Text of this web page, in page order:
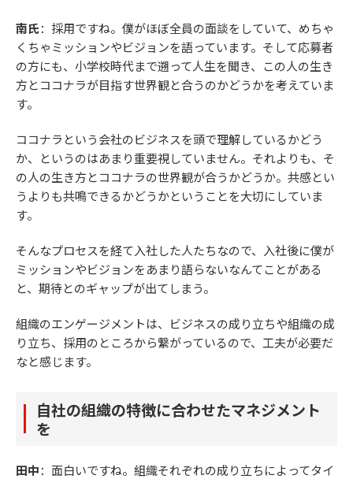
南氏：採用ですね。僕がほぼ全員の面談をしていて、めちゃ
くちゃミッションやビジョンを語っています。そして応募者
の方にも、小学校時代まで遡って人生を聞き、この人の生き
方とココナラが目指す世界観と合うのかどうかを考えていま
す。
ココナラという会社のビジネスを頭で理解しているかどう
か、というのはあまり重要視していません。それよりも、そ
の人の生き方とココナラの世界観が合うかどうか。共感とい
うよりも共鳴できるかどうかということを大切にしていま
す。
そんなプロセスを経て入社した人たちなので、入社後に僕が
ミッションやビジョンをあまり語らないなんてことがある
と、期待とのギャップが出てしまう。
組織のエンゲージメントは、ビジネスの成り立ちや組織の成
り立ち、採用のところから繋がっているので、工夫が必要だ
なと感じます。
自社の組織の特徴に合わせたマネジメント
を
田中：面白いですね。組織それぞれの成り立ちによってタイ